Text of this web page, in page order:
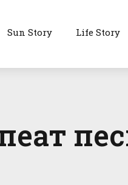
Sun Story Life Story